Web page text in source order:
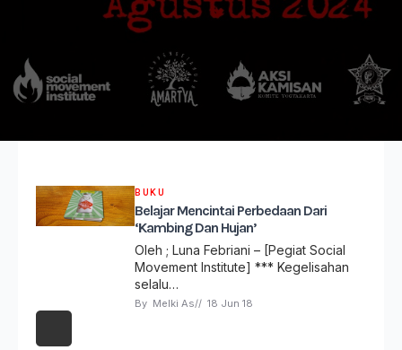
BUKU
Belajar Mencintai Perbedaan Dari
‘Kambing Dan Hujan’
Oleh ; Luna Febriani – [Pegiat Social
Movement Institute] *** Kegelisahan
selalu…
By Melki As// 18 Jun 18